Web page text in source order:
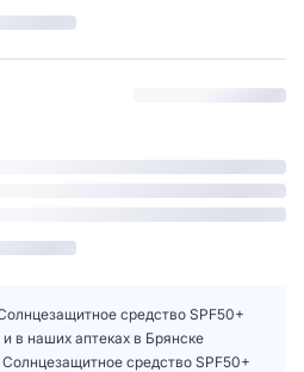
средство SPF50+
в наших аптеках в Брянске
средство SPF50+